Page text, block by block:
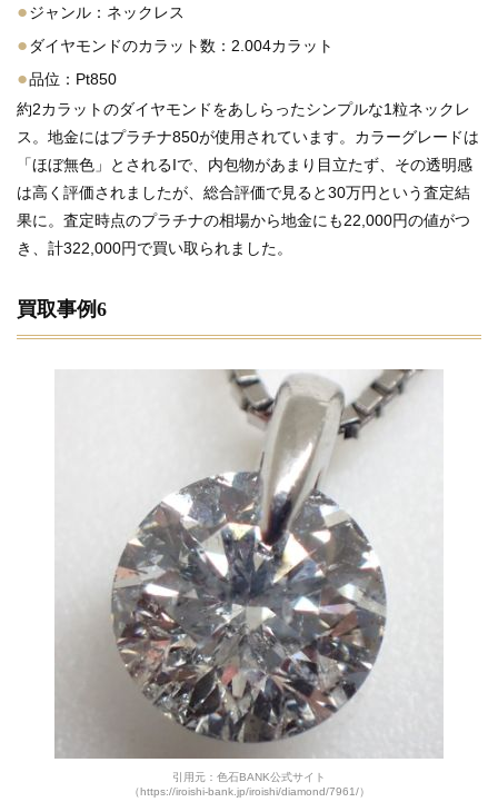
●ジャンル：ネックレス
● ダイヤモンドのカラット数：2.004カラット
●品位：Pt850
約2カラットのダイヤモンドをあしらったシンプルな1粒ネックレ
ス。地金にはプラチナ850が使用されています。カラーグレードは
「ほぼ無色」とされるIで、内包物があまり目立たず、その透明感
は高く評価されましたが、総合評価で見ると30万円という査定結
果に。査定時点のプラチナの相場から地金にも22,000円の値がつ
き、計322,000円で買い取られました。
買取事例6
引用元：色石BANK公式サイト
（https://iroishi-bank.jp/iroishi/diamond/7961/）